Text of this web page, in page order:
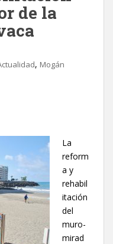
de la
, Mogán
La
reform
a y
rehabil
itación
del
muro-
mirad